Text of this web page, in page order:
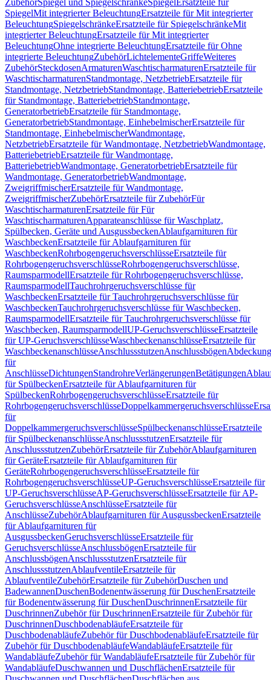
ZubehörSpiegel und SpiegelschränkeSpiegel Ersatzteile für
SpiegelMit integrierter BeleuchtungErsatzteile für Mit integrierter
BeleuchtungSpiegelschränkeErsatzteile für SpiegelschränkeMit
integrierter BeleuchtungErsatzteile für Mit integrierter
BeleuchtungOhne integrierte BeleuchtungErsatzteile für Ohne
integrierte BeleuchtungZubehörLichtelementeGriffeWeiteres
ZubehörSteckdosenArmaturenWaschtischarmaturenErsatzteile für
WaschtischarmaturenStandmontage, NetzbetriebErsatzteile für
Standmontage, NetzbetriebStandmontage, BatteriebetriebErsatzteile
für Standmontage, BatteriebetriebStandmontage,
GeneratorbetriebErsatzteile für Standmontage,
GeneratorbetriebStandmontage, EinhebelmischerErsatzteile für
Standmontage, EinhebelmischerWandmontage,
NetzbetriebErsatzteile für Wandmontage, NetzbetriebWandmontage,
BatteriebetriebErsatzteile für Wandmontage,
BatteriebetriebWandmontage, GeneratorbetriebErsatzteile für
Wandmontage, GeneratorbetriebWandmontage,
ZweigriffmischerErsatzteile für Wandmontage,
ZweigriffmischerZubehörErsatzteile für ZubehörFür
WaschtischarmaturenErsatzteile für Für
WaschtischarmaturenApparateanschlüsse für Waschplatz,
Spülbecken, Geräte und AusgussbeckenAblaufgarnituren für
WaschbeckenErsatzteile für Ablaufgarnituren für
WaschbeckenRohrbogengeruchsverschlüsseErsatzteile für
RohrbogengeruchsverschlüsseRohrbogengeruchsverschlüsse,
RaumsparmodellErsatzteile für Rohrbogengeruchsverschlüsse,
RaumsparmodellTauchrohrgeruchsverschlüsse für
WaschbeckenErsatzteile für Tauchrohrgeruchsverschlüsse für
WaschbeckenTauchrohrgeruchsverschlüsse für Waschbecken,
RaumsparmodellErsatzteile für Tauchrohrgeruchsverschlüsse für
Waschbecken, RaumsparmodellUP-GeruchsverschlüsseErsatzteile
für UP-GeruchsverschlüsseWaschbeckenanschlüsseErsatzteile für
WaschbeckenanschlüsseAnschlussstutzenAnschlussbögen
für
AnschlüsseDichtungenStandrohreVerlängerungenBetätigungen
für SpülbeckenErsatzteile für Ablaufgarnituren für
SpülbeckenRohrbogengeruchsverschlüsseErsatzteile für
RohrbogengeruchsverschlüsseDoppelkammergeruchsverschlüsse
für
DoppelkammergeruchsverschlüsseSpülbeckenanschlüsseErsatzteile
für SpülbeckenanschlüsseAnschlussstutzenErsatzteile für
AnschlussstutzenZubehörErsatzteile für ZubehörAblaufgarnituren
für GeräteErsatzteile für Ablaufgarnituren für
GeräteRohrbogengeruchsverschlüsseErsatzteile für
RohrbogengeruchsverschlüsseUP-GeruchsverschlüsseErsatzteile für
UP-GeruchsverschlüsseAP-GeruchsverschlüsseErsatzteile für AP-
GeruchsverschlüsseAnschlüsseErsatzteile für
AnschlüsseZubehörAblaufgarnituren für AusgussbeckenErsatzteile
für Ablaufgarnituren für
AusgussbeckenGeruchsverschlüsseErsatzteile für
GeruchsverschlüsseAnschlussbögenErsatzteile für
AnschlussbögenAnschlussstutzenErsatzteile für
AnschlussstutzenAblaufventileErsatzteile für
AblaufventileZubehörErsatzteile für ZubehörDuschen und
BadewannenDuschenBodenentwässerung für DuschenErsatzteile
für Bodenentwässerung für DuschenDuschrinnenErsatzteile für
DuschrinnenZubehör für DuschrinnenErsatzteile für Zubehör für
DuschrinnenDuschbodenabläufeErsatzteile für
DuschbodenabläufeZubehör für DuschbodenabläufeErsatzteile für
Zubehör für DuschbodenabläufeWandabläufeErsatzteile für
WandabläufeZubehör für WandabläufeErsatzteile für Zubehör für
WandabläufeDuschwannen und DuschflächenErsatzteile für